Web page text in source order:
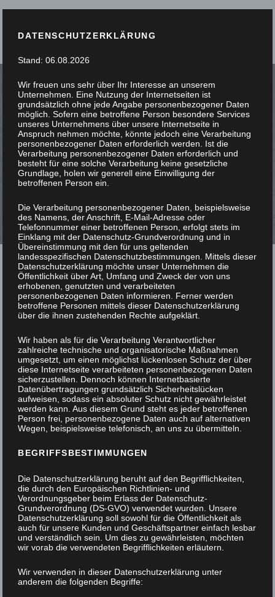
SIE STÖBERN, WIR
SCHREINERN
PC-Schreibtisch
Unser Auszubildender Aksel Bräuer hat als
DATENSCHUTZERKLÄRUNG
Stand: 06.08.2026
Wir freuen uns sehr über Ihr Interesse an unserem
Unternehmen. Eine Nutzung der Internetseiten ist
grundsätzlich ohne jede Angabe personenbezogener Daten
möglich. Sofern eine betroffene Person besondere Services
unseres Unternehmens über unsere Internetseite in
Anspruch nehmen möchte, könnte jedoch eine Verarbeitung
personenbezogener Daten erforderlich werden. Ist die
Verarbeitung personenbezogener Daten erforderlich und
besteht für eine solche Verarbeitung keine gesetzliche
Grundlage, holen wir generell eine Einwilligung der
betroffenen Person ein.
Die Verarbeitung personenbezogener Daten, beispielsweise
des Namens, der Anschrift, E-Mail-Adresse oder
Telefonnummer einer betroffenen Person, erfolgt stets im
Einklang mit der Datenschutz-Grundverordnung und in
Übereinstimmung mit den für uns geltenden
landesspezifischen Datenschutzbestimmungen. Mittels dieser
Datenschutzerklärung möchte unser Unternehmen die
Öffentlichkeit über Art, Umfang und Zweck der von uns
erhobenen, genutzten und verarbeiteten
personenbezogenen Daten informieren. Ferner werden
betroffene Personen mittels dieser Datenschutzerklärung
über die ihnen zustehenden Rechte aufgeklärt.
Wir haben als für die Verarbeitung Verantwortlicher
zahlreiche technische und organisatorische Maßnahmen
umgesetzt, um einen möglichst lückenlosen Schutz der über
diese Internetseite verarbeiteten personenbezogenen Daten
sicherzustellen. Dennoch können Internetbasierte
Datenübertragungen grundsätzlich Sicherheitslücken
aufweisen, sodass ein absoluter Schutz nicht gewährleistet
werden kann. Aus diesem Grund steht es jeder betroffenen
Person frei, personenbezogene Daten auch auf alternativen
Wegen, beispielsweise telefonisch, an uns zu übermitteln.
BEGRIFFSBESTIMMUNGEN
Die Datenschutzerklärung beruht auf den Begrifflichkeiten,
die durch den Europäischen Richtlinien- und
Verordnungsgeber beim Erlass der Datenschutz-
Grundverordnung (DS-GVO) verwendet wurden. Unsere
Datenschutzerklärung soll sowohl für die Öffentlichkeit als
auch für unsere Kunden und Geschäftspartner einfach lesbar
und verständlich sein. Um dies zu gewährleisten, möchten
wir vorab die verwendeten Begrifflichkeiten erläutern.
Wir verwenden in dieser Datenschutzerklärung unter
anderem die folgenden Begriffe: